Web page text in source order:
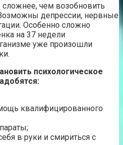
сложнее, чем возобновить
депрессии, нервные
Особенно сложно
на 37 недели
уже произошли
психологическое
квалифицированного
в руки и смириться с